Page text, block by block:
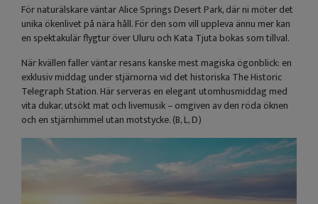
För naturälskare väntar Alice Springs Desert Park, där ni möter det
unika ökenlivet på nära håll. För den som vill uppleva ännu mer kan
en spektakulär flygtur över Uluru och Kata Tjuta bokas som tillval.
När kvällen faller väntar resans kanske mest magiska ögonblick: en
exklusiv middag under stjärnorna vid det historiska The Historic
Telegraph Station. Här serveras en elegant utomhusmiddag med
vita dukar, utsökt mat och livemusik – omgiven av den röda öknen
och en stjärnhimmel utan motstycke. (B, L, D)